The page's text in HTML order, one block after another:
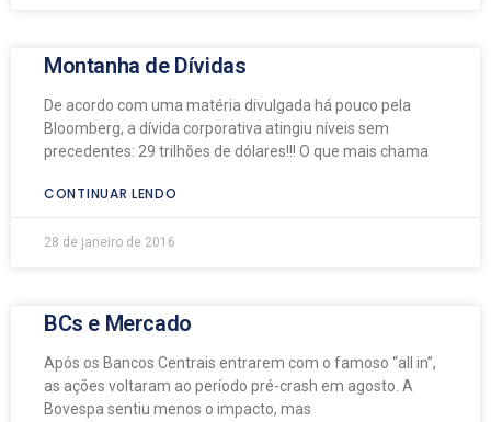
Montanha de Dívidas
De acordo com uma matéria divulgada há pouco pela
Bloomberg, a dívida corporativa atingiu níveis sem
precedentes: 29 trilhões de dólares!!! O que mais chama
CONTINUAR LENDO
28 de janeiro de 2016
BCs e Mercado
Após os Bancos Centrais entrarem com o famoso “all in”,
as ações voltaram ao período pré-crash em agosto. A
Bovespa sentiu menos o impacto, mas